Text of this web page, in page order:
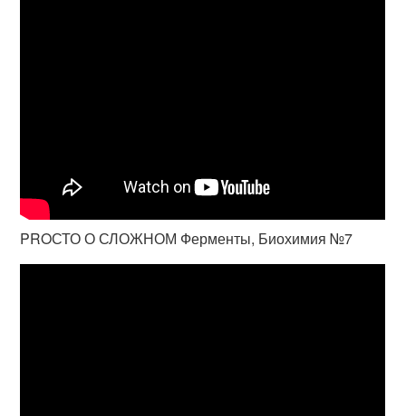
PROСТО О СЛОЖНОМ Ферменты, Биохимия №7